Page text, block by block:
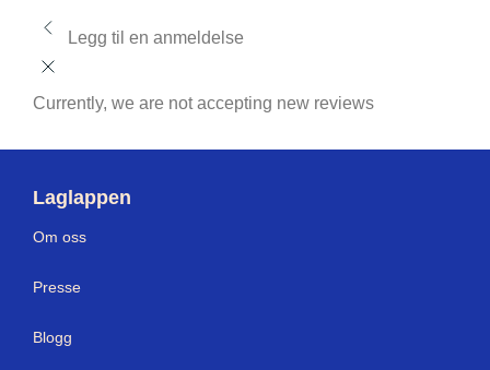
Legg til en anmeldelse
Currently, we are not accepting new reviews
Laglappen
Om oss
Presse
Blogg